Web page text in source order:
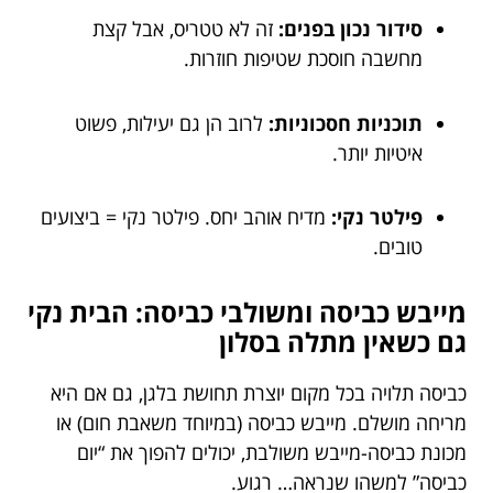
סידור נכון בפנים: זה לא טטריס, אבל קצת
מחשבה חוסכת שטיפות חוזרות.
תוכניות חסכוניות: לרוב הן גם יעילות, פשוט
איטיות יותר.
פילטר נקי: מדיח אוהב יחס. פילטר נקי = ביצועים
טובים.
מייבש כביסה ומשולבי כביסה: הבית נקי
גם כשאין מתלה בסלון
כביסה תלויה בכל מקום יוצרת תחושת בלגן, גם אם היא
מריחה מושלם. מייבש כביסה (במיוחד משאבת חום) או
מכונת כביסה-מייבש משולבת, יכולים להפוך את “יום
כביסה” למשהו שנראה… רגוע.